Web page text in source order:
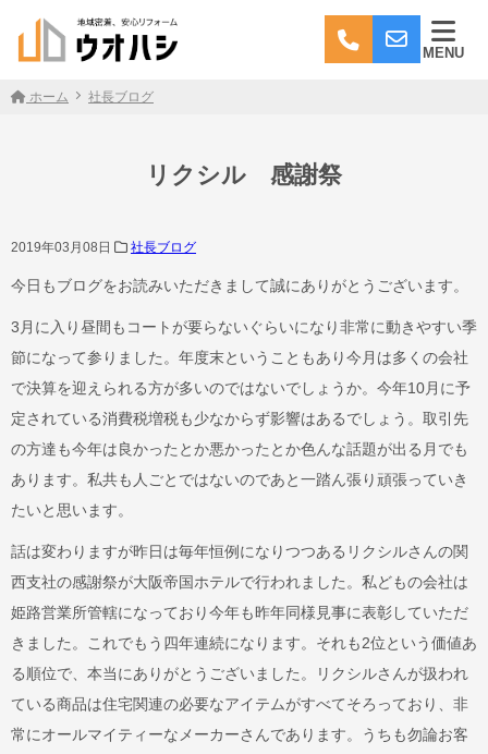
MENU
ホーム 社長ブログ
リクシル 感謝祭
2019年03月08日 社長ブログ
今日もブログをお読みいただきまして誠にありがとうございます。
3月に入り昼間もコートが要らないぐらいになり非常に動きやすい季
節になって参りました。年度末ということもあり今月は多くの会社
で決算を迎えられる方が多いのではないでしょうか。今年10月に予
定されている消費税増税も少なからず影響はあるでしょう。取引先
の方達も今年は良かったとか悪かったとか色んな話題が出る月でも
あります。私共も人ごとではないのであと一踏ん張り頑張っていき
たいと思います。
話は変わりますが昨日は毎年恒例になりつつあるリクシルさんの関
西支社の感謝祭が大阪帝国ホテルで行われました。私どもの会社は
姫路営業所管轄になっており今年も昨年同様見事に表彰していただ
きました。これでもう四年連続になります。それも2位という価値あ
る順位で、本当にありがとうございました。リクシルさんが扱われ
ている商品は住宅関連の必要なアイテムがすべてそろっており、非
常にオールマイティーなメーカーさんであります。うちも勿論お客